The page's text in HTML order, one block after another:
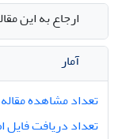
ارجاع به این
آمار
تعداد مشاهده مقاله
تعداد دریافت فایل